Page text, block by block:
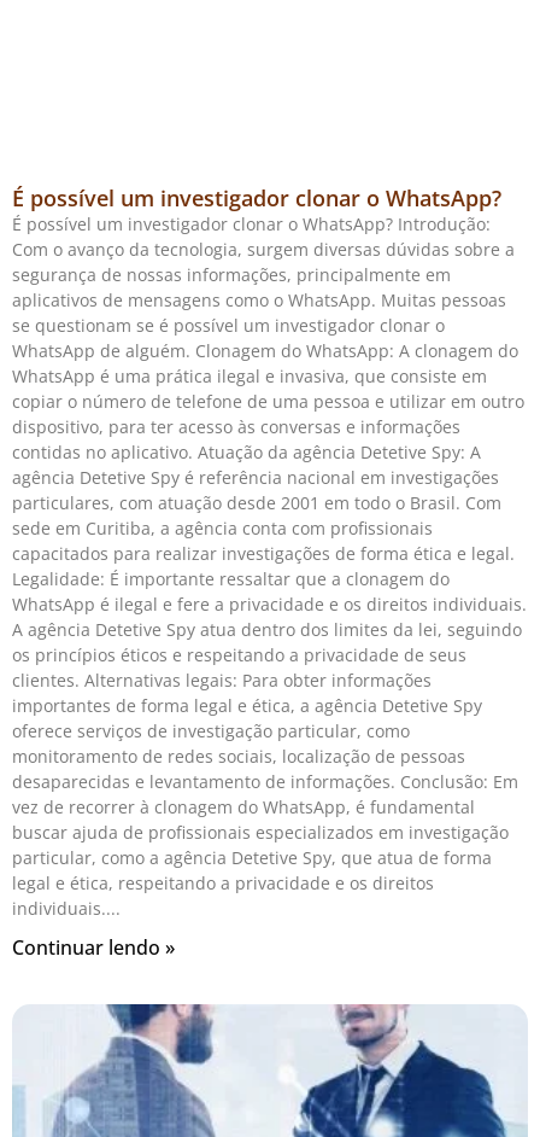
É possível um investigador clonar o WhatsApp?
É possível um investigador clonar o WhatsApp? Introdução:
Com o avanço da tecnologia, surgem diversas dúvidas sobre a
segurança de nossas informações, principalmente em
aplicativos de mensagens como o WhatsApp. Muitas pessoas
se questionam se é possível um investigador clonar o
WhatsApp de alguém. Clonagem do WhatsApp: A clonagem do
WhatsApp é uma prática ilegal e invasiva, que consiste em
copiar o número de telefone de uma pessoa e utilizar em outro
dispositivo, para ter acesso às conversas e informações
contidas no aplicativo. Atuação da agência Detetive Spy: A
agência Detetive Spy é referência nacional em investigações
particulares, com atuação desde 2001 em todo o Brasil. Com
sede em Curitiba, a agência conta com profissionais
capacitados para realizar investigações de forma ética e legal.
Legalidade: É importante ressaltar que a clonagem do
WhatsApp é ilegal e fere a privacidade e os direitos individuais.
A agência Detetive Spy atua dentro dos limites da lei, seguindo
os princípios éticos e respeitando a privacidade de seus
clientes. Alternativas legais: Para obter informações
importantes de forma legal e ética, a agência Detetive Spy
oferece serviços de investigação particular, como
monitoramento de redes sociais, localização de pessoas
desaparecidas e levantamento de informações. Conclusão: Em
vez de recorrer à clonagem do WhatsApp, é fundamental
buscar ajuda de profissionais especializados em investigação
particular, como a agência Detetive Spy, que atua de forma
legal e ética, respeitando a privacidade e os direitos
individuais.
Continuar lendo »